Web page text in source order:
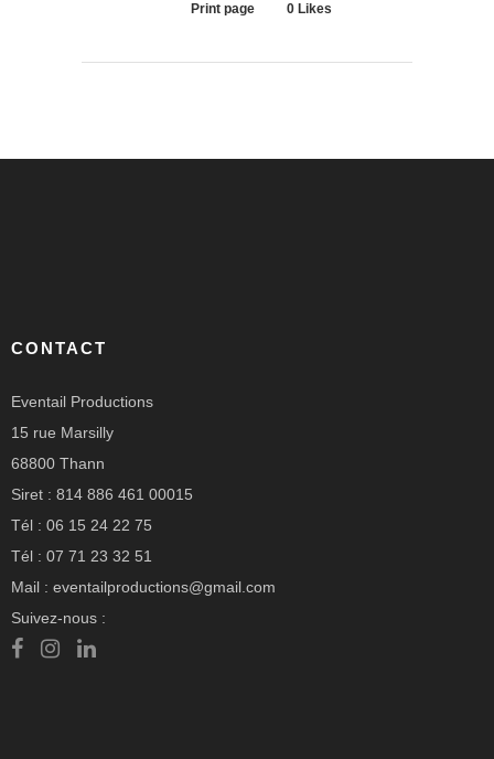
Print page 0Likes
CONTACT
Eventail Productions
15 rue Marsilly
68800 Thann
Siret : 814 886 461 00015
Tél : 06 15 24 22 75
Tél : 07 71 23 32 51
Mail : eventailproductions@gmail.com
Suivez-nous :